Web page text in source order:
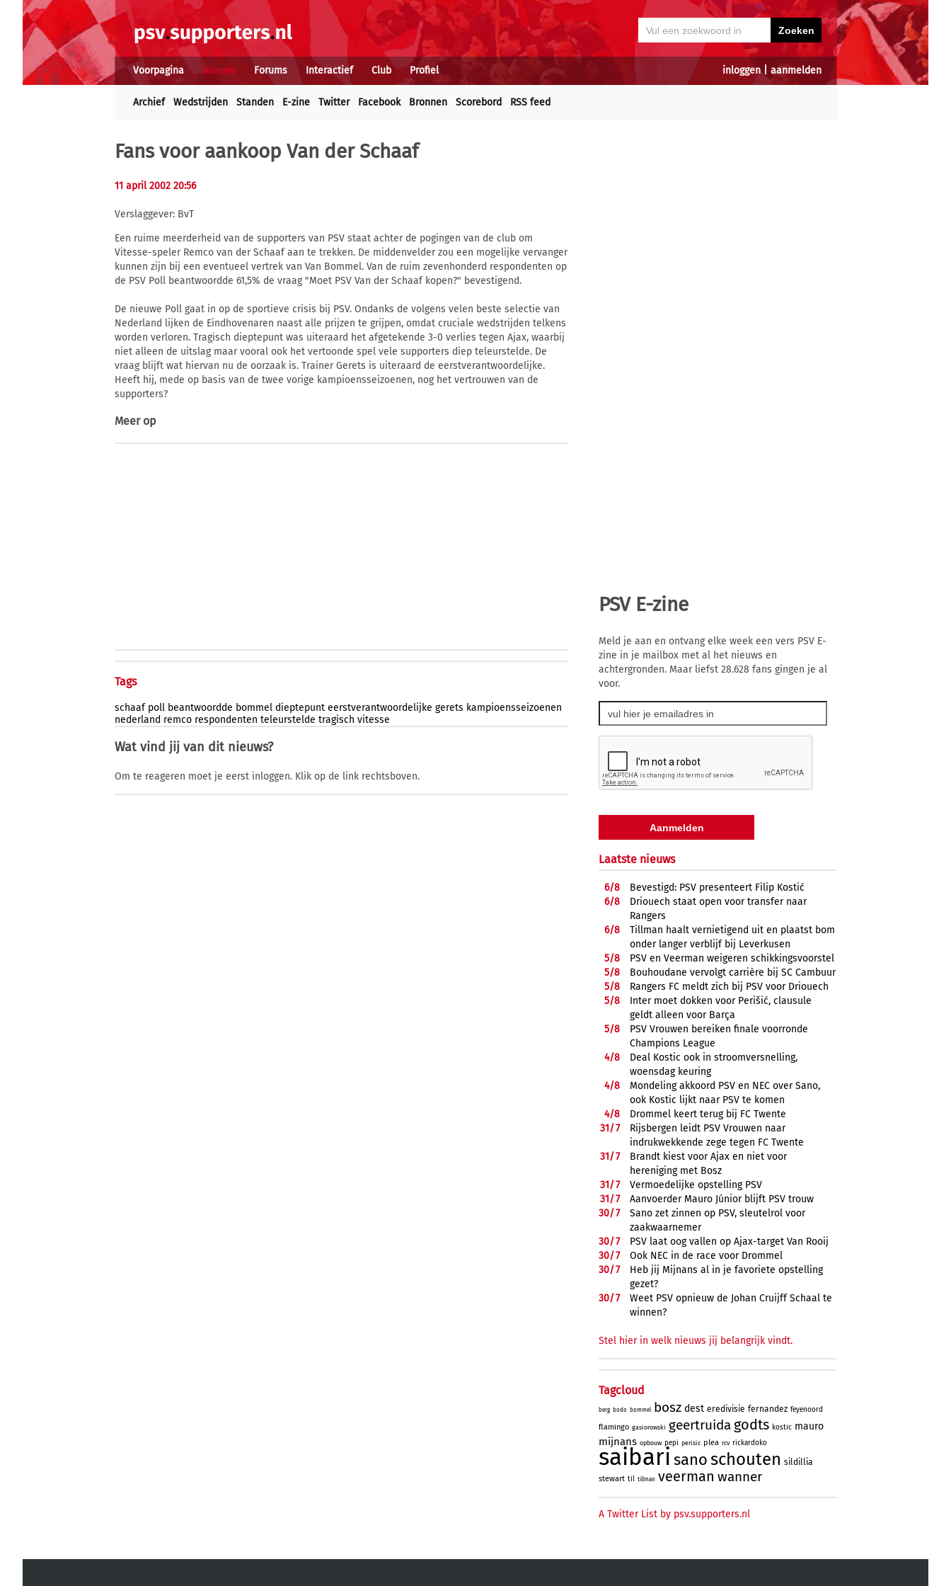
inloggen| aanmelden
Voorpagina Nieuws Forums Interactief Club Profiel
Archief Wedstrijden Standen E-zine Twitter Facebook Bronnen Scorebord RSS feed
Fans voor aankoop Van der Schaaf
11 april 2002 20:56
Verslaggever: BvT
Een ruime meerderheid van de supporters van PSV staat achter de pogingen van de club om
Vitesse-speler Remco van der Schaaf aan te trekken. De middenvelder zou een mogelijke vervanger
kunnen zijn bij een eventueel vertrek van Van Bommel. Van de ruim zevenhonderd respondenten op
de PSV Poll beantwoordde 61,5% de vraag "Moet PSV Van der Schaaf kopen?" bevestigend.
De nieuwe Poll gaat in op de sportieve crisis bij PSV. Ondanks de volgens velen beste selectie van
Nederland lijken de Eindhovenaren naast alle prijzen te grijpen, omdat cruciale wedstrijden telkens
worden verloren. Tragisch dieptepunt was uiteraard het afgetekende 3-0 verlies tegen Ajax, waarbij
niet alleen de uitslag maar vooral ook het vertoonde spel vele supporters diep teleurstelde. De
vraag blijft wat hiervan nu de oorzaak is. Trainer Gerets is uiteraard de eerstverantwoordelijke.
Heeft hij, mede op basis van de twee vorige kampioensseizoenen, nog het vertrouwen van de
supporters?
Meer op
Tags
schaaf poll beantwoordde bommel dieptepunt eerstverantwoordelijke gerets kampioensseizoenen
nederland remco respondenten teleurstelde tragisch vitesse
Wat vind jij van dit nieuws?
Om te reageren moet je eerst inloggen. Klik op de link rechtsboven.
PSV E-zine
Meld je aan en ontvang elke week een vers PSV E-
zine in je mailbox met al het nieuws en
achtergronden. Maar liefst 28.628 fans gingen je al
voor.
Laatste nieuws
6/8
Bevestigd: PSV presenteert Filip Kostić
6/8
Driouech staat open voor transfer naar
Rangers
6/8
Tillman haalt vernietigend uit en plaatst bom
onder langer verblijf bij Leverkusen
5/8
PSV en Veerman weigeren schikkingsvoorstel
5/8
Bouhoudane vervolgt carrière bij SC Cambuur
5/8
Rangers FC meldt zich bij PSV voor Driouech
5/8
Inter moet dokken voor Perišić, clausule
geldt alleen voor Barça
5/8
PSV Vrouwen bereiken finale voorronde
Champions League
4/8
Deal Kostic ook in stroomversnelling,
woensdag keuring
4/8
Mondeling akkoord PSV en NEC over Sano,
ook Kostic lijkt naar PSV te komen
4/8
Drommel keert terug bij FC Twente
31/7
Rijsbergen leidt PSV Vrouwen naar
indrukwekkende zege tegen FC Twente
31/7
Brandt kiest voor Ajax en niet voor
hereniging met Bosz
31/7
Vermoedelijke opstelling PSV
31/7
Aanvoerder Mauro Júnior blijft PSV trouw
30/7
Sano zet zinnen op PSV, sleutelrol voor
zaakwaarnemer
30/7
PSV laat oog vallen op Ajax-target Van Rooij
30/7
Ook NEC in de race voor Drommel
30/7
Heb jij Mijnans al in je favoriete opstelling
gezet?
30/7
Weet PSV opnieuw de Johan Cruijff Schaal te
winnen?
Stel hier in welk nieuws jij belangrijk vindt.
Tagcloud
berg bodo bommel bosz dest eredivisie fernandez feyenoord
flamingo gasiorowski geertruida godts kostic mauro
mijnans opbouw pepi perisic plea rcv rickardoko
saibari sanoschouten sildillia
stewart til tillman veerman wanner
A Twitter List by psv.supporters.nl